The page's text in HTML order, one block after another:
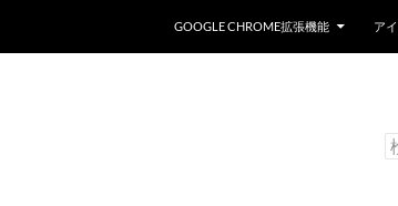
GOOGLE CHROME拡張機能 ア
検